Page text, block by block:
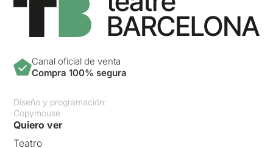
Canal oficial de venta
Compra 100% segura
Diseño y programación:
Copymouse
Quiero ver
Teatro